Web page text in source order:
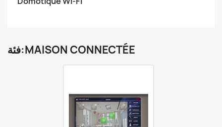
فئة:MAISON CONNECTÉE